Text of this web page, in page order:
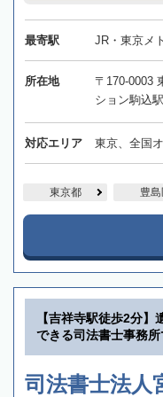
最寄駅 JR・東京メ
所在地
〒170-0003
ション駒込
対応エリア 東京、全国
東京都 豊島
【吉祥寺駅徒歩2分
できる司法書士事務所
司法書士法人